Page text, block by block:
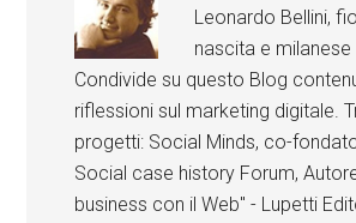
Leonardo Bellini,
nascita e
Condivide su questo Blog
riflessioni sul marketing digitale.
progetti: Social Minds, co-
Social case history Forum,
business con il Web" - Lupetti